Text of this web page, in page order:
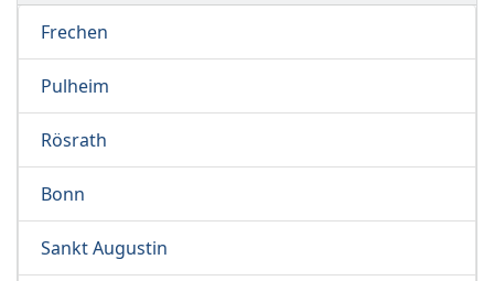
Frechen
Pulheim
Rösrath
Bonn
Sankt Augustin